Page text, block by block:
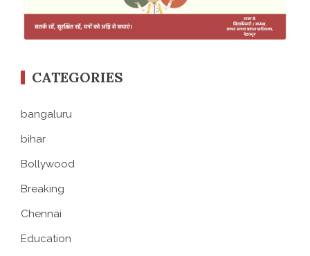
CATEGORIES
bangaluru
bihar
Bollywood
Breaking
Chennai
Education